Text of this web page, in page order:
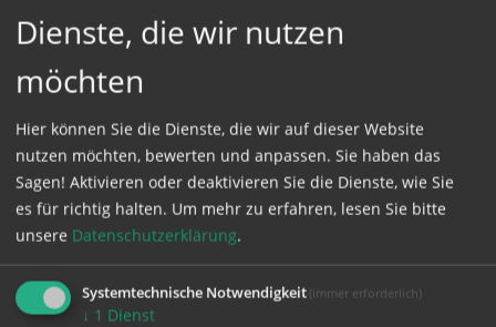
loggen Sie sich ein, oder bestellen Sie das
ProduktKathpress_online.
GESCHÜTZTER BEREICH
Bitte melden Sie sich mit Ihrem Benutzernamen
und Passwort an.
Benutzername
Dienste, die wir nutzen
möchten
Hier können Sie die Dienste, die wir auf dieser Website
nutzen möchten, bewerten und anpassen. Sie haben das
Sagen! Aktivieren oder deaktivieren Sie die Dienste, wie Sie
es für richtig halten. Um mehr zu erfahren, lesen Sie bitte
unsere Datenschutzerklärung.
Systemtechnische Notwendigkeit (immer erforderlich)
↓ 1 Dienst